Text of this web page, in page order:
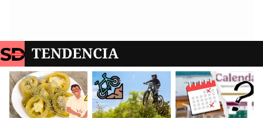
TENDENCIA